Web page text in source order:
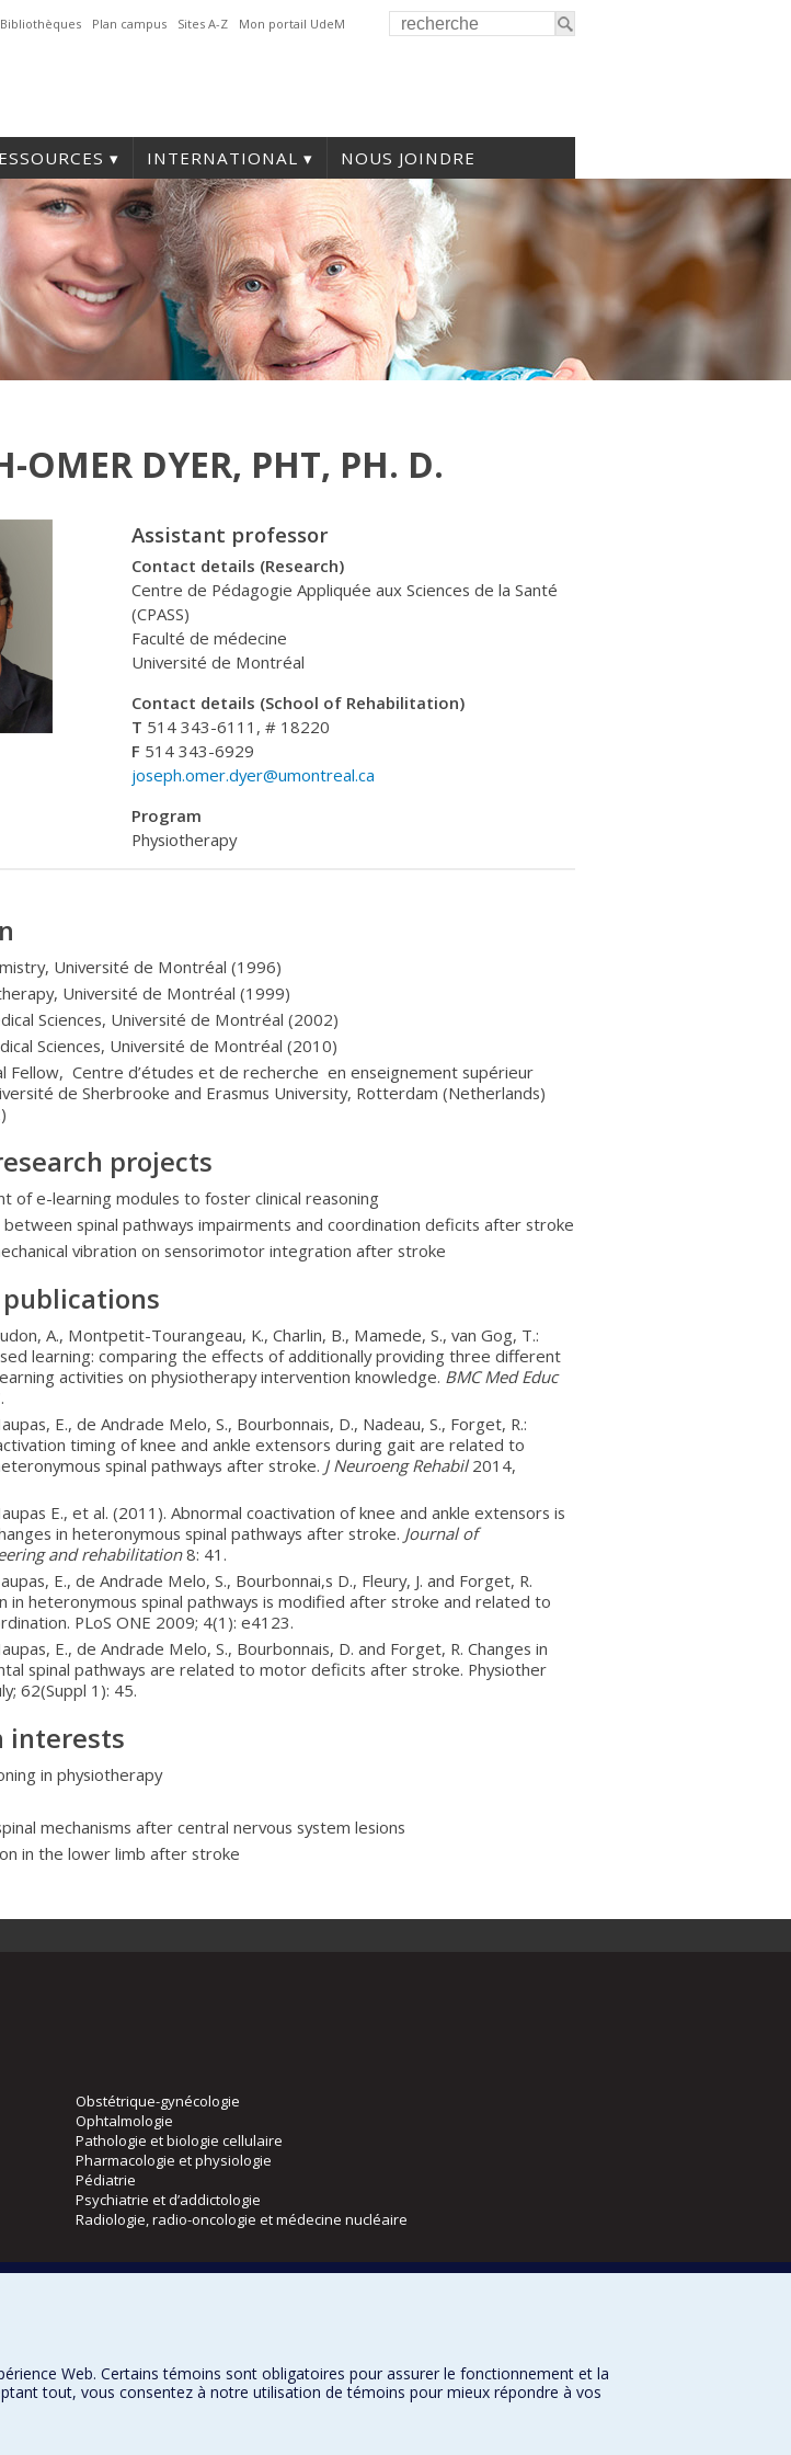
Bibliothèques Plan campus Sites A-Z Mon portail UdeM
INTERNATIONAL NOUS JOINDRE
OMER DYER, PHT, PH. D.
Assistant professor
Contact details (Research)
Centre de Pédagogie Appliquée aux Sciences de la Santé
(CPASS)
Faculté de médecine
Université de Montréal
Contact details (School of Rehabilitation)
T 514 343-6111, # 18220
F 514 343-6929
joseph.omer.dyer@umontreal.ca
Program
Physiotherapy
Université de Montréal (1996)
Université de Montréal (1999)
Sciences, Université de Montréal (2002)
Sciences, Université de Montréal (2010)
Fellow, Centre d’études et de recherche en enseignement supérieur
de Sherbrooke and Erasmus University, Rotterdam (Netherlands)
projects
of e-learning modules to foster clinical reasoning
between spinal pathways impairments and coordination deficits after stroke
vibration on sensorimotor integration after stroke
A., Montpetit-Tourangeau, K., Charlin, B., Mamede, S., van Gog, T.:
learning: comparing the effects of additionally providing three different
activities on physiotherapy intervention knowledge. BMC Med Educ
E., de Andrade Melo, S., Bourbonnais, D., Nadeau, S., Forget, R.:
timing of knee and ankle extensors during gait are related to
spinal pathways after stroke. J Neuroeng Rehabil2014,
E., et al. (2011). Abnormal coactivation of knee and ankle extensors is
in heteronymous spinal pathways after stroke. Journal of
and rehabilitation8: 41.
E., de Andrade Melo, S., Bourbonnai,s D., Fleury, J. and Forget, R.
in heteronymous spinal pathways is modified after stroke and related to
PLoS ONE 2009; 4(1): e4123.
E., de Andrade Melo, S., Bourbonnais, D. and Forget, R. Changes in
spinal pathways are related to motor deficits after stroke. Physiother
62(Suppl 1): 45.
interests
in physiotherapy
mechanisms after central nervous system lesions
in the lower limb after stroke
Obstétrique-gynécologie
Ophtalmologie
Pathologie et biologie cellulaire
Pharmacologie et physiologie
Pédiatrie
Psychiatrie et d’addictologie
Radiologie, radio-oncologie et médecine nucléaire
Web. Certains témoins sont obligatoires pour assurer le fonctionnement et la
tout, vous consentez à notre utilisation de témoins pour mieux répondre à vos